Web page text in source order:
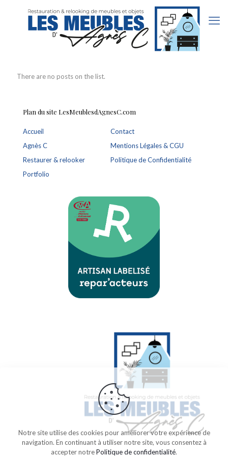
There are no posts on the list.
Plan du site LesMeublesdAgnesC.com
Accueil
Agnès C
Restaurer & relooker
Portfolio
Contact
Mentions Légales & CGU
Politique de Confidentialité
Notre site utilise des cookies pour améliorer votre expérience de
navigation. En continuant à utiliser notre site, vous consentez à
accepter notrePolitique de confidentialité.